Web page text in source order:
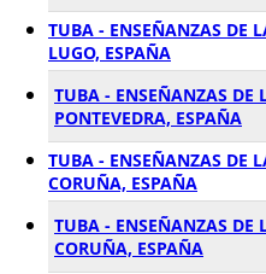
TUBA - ENSEÑANZAS DE
LUGO, ESPAÑA
TUBA - ENSEÑANZAS DE
PONTEVEDRA, ESPAÑA
TUBA - ENSEÑANZAS DE
CORUÑA, ESPAÑA
TUBA - ENSEÑANZAS DE
CORUÑA, ESPAÑA